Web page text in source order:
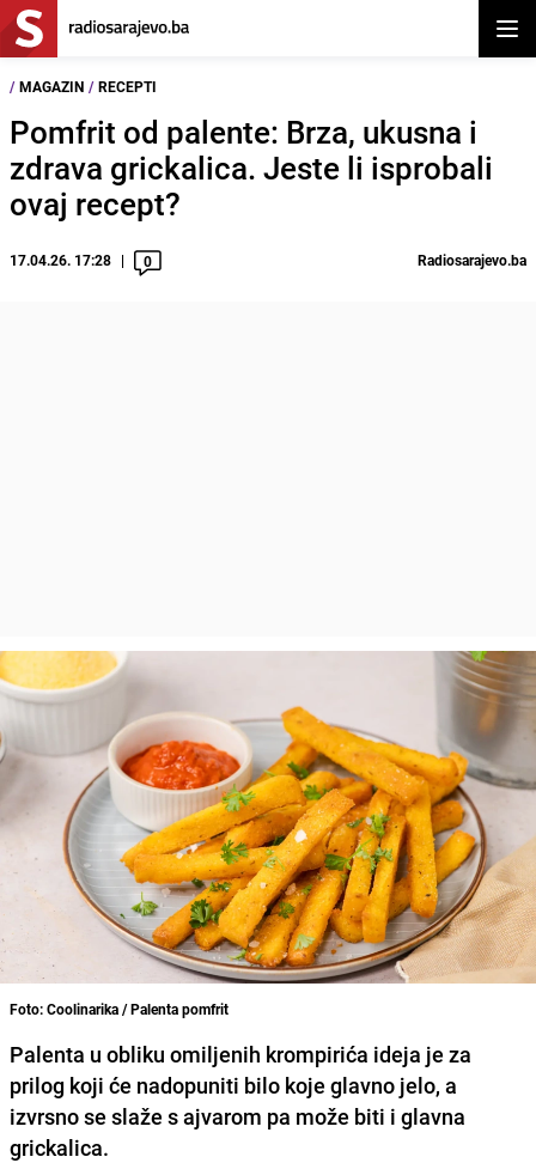
/ MAGAZIN / RECEPTI
Pomfrit od palente: Brza, ukusna i
zdrava grickalica. Jeste li isprobali
ovaj recept?
17.04.26. 17:28 0 Radiosarajevo.ba
Foto: Coolinarika / Palenta pomfrit
Palenta u obliku omiljenih krompirića ideja je za
prilog koji će nadopuniti bilo koje glavno jelo, a
izvrsno se slaže s ajvarom pa može biti i glavna
grickalica.